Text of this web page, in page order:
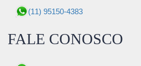
(11) 95150-4383
FALE CONOSCO